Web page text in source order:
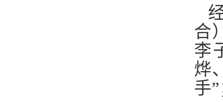
合
李
烨
手